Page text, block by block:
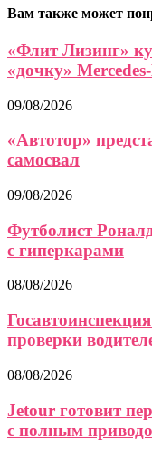
Вам также может
«Флит Лизинг»
«дочку»
09/08/2026
«Автотор»
самосвал
09/08/2026
Футболист
с гиперкарами
08/08/2026
проверки
08/08/2026
Jetour готовит
с полным